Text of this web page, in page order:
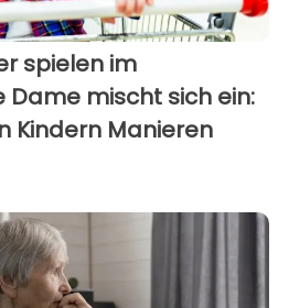
spielen im
Dame mischt sich ein:
Kindern Manieren